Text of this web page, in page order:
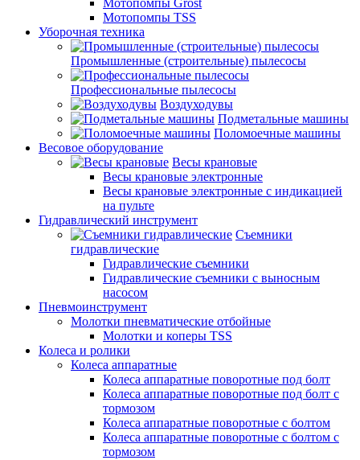
Мотопомпы Grost
Мотопомпы TSS
Уборочная техника
Промышленные (строительные) пылесосы
Профессиональные пылесосы
Воздуходувы
Подметальные машины
Поломоечные машины
Весовое оборудование
Весы крановые
Весы крановые электронные
Весы крановые электронные с индикацией
на пульте
Гидравлический инструмент
Съемники
гидравлические
Гидравлические съемники
Гидравлические cъемники с выносным
насосом
Пневмоинструмент
Молотки пневматические отбойные
Молотки и коперы TSS
Колеса и ролики
Колеса аппаратные
Колеса аппаратные поворотные под болт
Колеса аппаратные поворотные под болт с
тормозом
Колеса аппаратные поворотные с болтом
Колеса аппаратные поворотные с болтом с
тормозом